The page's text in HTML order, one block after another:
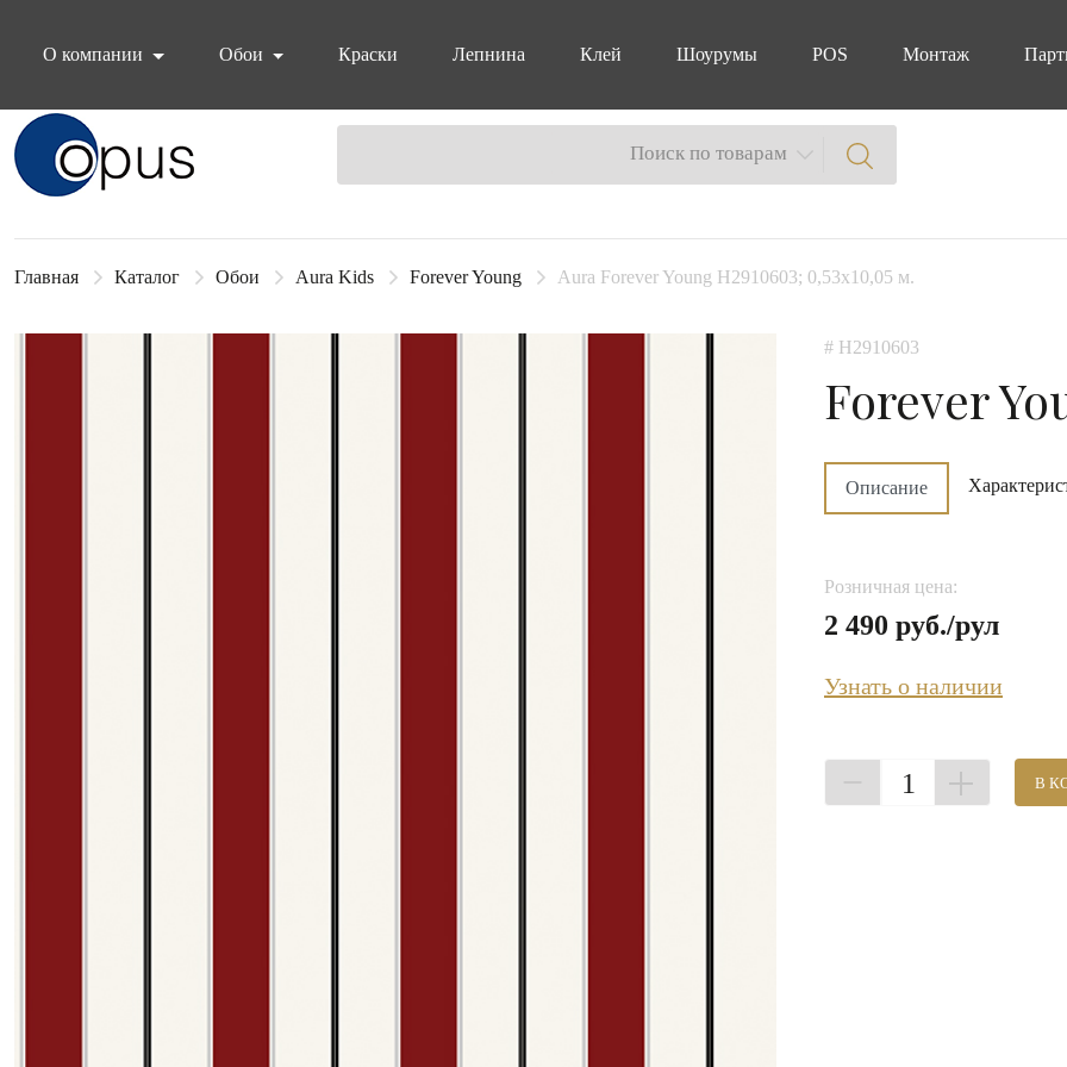
О компании
Обои Краски Лепнина Клей Шоурумы POS Монтаж
Блок поиска Поиск по товарам
Главная Каталог Обои Aura Kids Forever Young Aura Forever Young H2910603; 0,53x10,05 м.
# H2910603
Forever
Описание
Розничная цена:
2 490 руб./рул
Узнать о наличии
1 В